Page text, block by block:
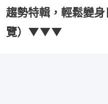
趨勢特輯，輕鬆變
覽）▼▼▼